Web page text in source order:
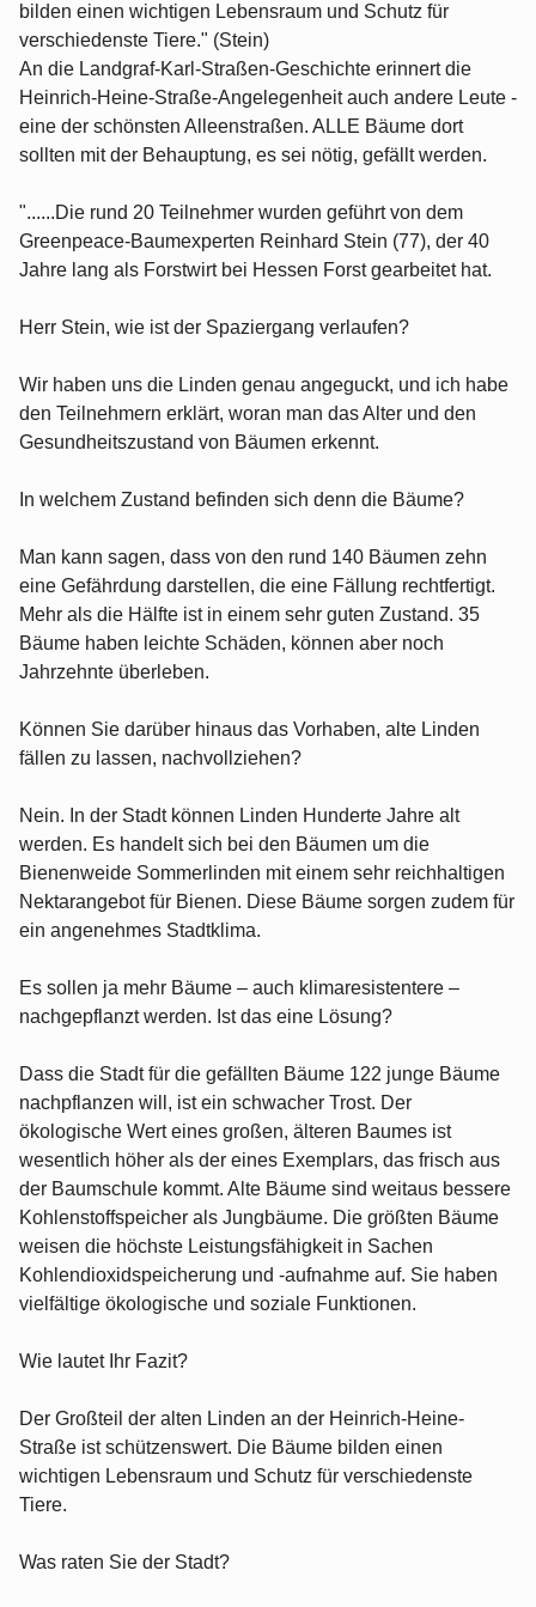
bilden einen wichtigen Lebensraum und Schutz für
verschiedenste Tiere." (Stein)
An die Landgraf-Karl-Straßen-Geschichte erinnert die
Heinrich-Heine-Straße-Angelegenheit auch andere Leute -
eine der schönsten Alleenstraßen. ALLE Bäume dort
sollten mit der Behauptung, es sei nötig, gefällt werden.
"......Die rund 20 Teilnehmer wurden geführt von dem
Greenpeace-Baumexperten Reinhard Stein (77), der 40
Jahre lang als Forstwirt bei Hessen Forst gearbeitet hat.
Herr Stein, wie ist der Spaziergang verlaufen?
Wir haben uns die Linden genau angeguckt, und ich habe
den Teilnehmern erklärt, woran man das Alter und den
Gesundheitszustand von Bäumen erkennt.
In welchem Zustand befinden sich denn die Bäume?
Man kann sagen, dass von den rund 140 Bäumen zehn
eine Gefährdung darstellen, die eine Fällung rechtfertigt.
Mehr als die Hälfte ist in einem sehr guten Zustand. 35
Bäume haben leichte Schäden, können aber noch
Jahrzehnte überleben.
Können Sie darüber hinaus das Vorhaben, alte Linden
fällen zu lassen, nachvollziehen?
Nein. In der Stadt können Linden Hunderte Jahre alt
werden. Es handelt sich bei den Bäumen um die
Bienenweide Sommerlinden mit einem sehr reichhaltigen
Nektarangebot für Bienen. Diese Bäume sorgen zudem für
ein angenehmes Stadtklima.
Es sollen ja mehr Bäume – auch klimaresistentere –
nachgepflanzt werden. Ist das eine Lösung?
Dass die Stadt für die gefällten Bäume 122 junge Bäume
nachpflanzen will, ist ein schwacher Trost. Der
ökologische Wert eines großen, älteren Baumes ist
wesentlich höher als der eines Exemplars, das frisch aus
der Baumschule kommt. Alte Bäume sind weitaus bessere
Kohlenstoffspeicher als Jungbäume. Die größten Bäume
weisen die höchste Leistungsfähigkeit in Sachen
Kohlendioxidspeicherung und -aufnahme auf. Sie haben
vielfältige ökologische und soziale Funktionen.
Wie lautet Ihr Fazit?
Der Großteil der alten Linden an der Heinrich-Heine-
Straße ist schützenswert. Die Bäume bilden einen
wichtigen Lebensraum und Schutz für verschiedenste
Tiere.
Was raten Sie der Stadt?